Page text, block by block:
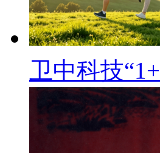
卫中科技